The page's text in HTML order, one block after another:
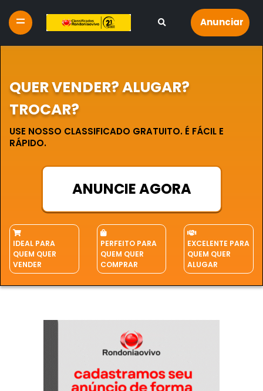
Anunciar
QUER VENDER? ALUGAR?
TROCAR?
USE NOSSO CLASSIFICADO GRATUITO. É FÁCIL E
RÁPIDO.
ANUNCIE AGORA
IDEAL PARA
QUEM QUER
VENDER
PERFEITO PARA
QUEM QUER
COMPRAR
EXCELENTE PARA
QUEM QUER
ALUGAR